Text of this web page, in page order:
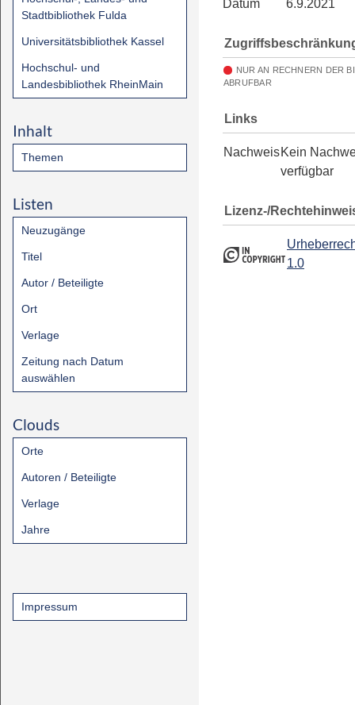
Stadtbibliothek Fulda
Universitätsbibliothek Kassel
Hochschul- und
Landesbibliothek RheinMain
Inhalt
Themen
Listen
Neuzugänge
Titel
Autor / Beteiligte
Ort
Verlage
Zeitung nach Datum
auswählen
Clouds
Orte
Autoren / Beteiligte
Verlage
Jahre
Impressum
Datum
6.9.2021
NUR AN RECHNERN DER
ABRUFBAR
Links
NachweisKein
verfügbar
Lizenz-/
1.0